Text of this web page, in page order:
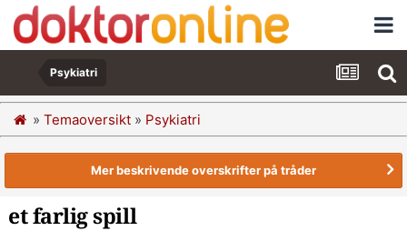
Psykiatri
» Temaoversikt » Psykiatri
Mer beskrivende overskrifter på tråder
et farlig spill